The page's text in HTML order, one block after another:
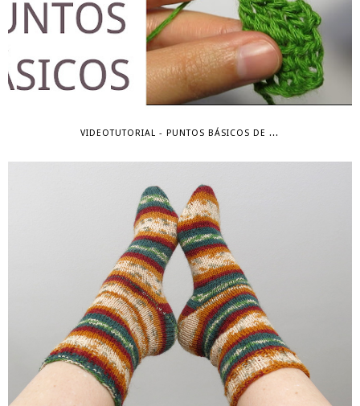
VIDEOTUTORIAL - PUNTOS BÁSICOS DE ...